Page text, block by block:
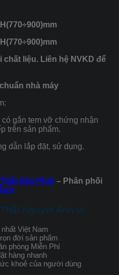
chất liệu. Liên hệ NVKD để
nhà máy
gắn tem vỡ chứng nhận
trên sản phẩm.
dẫn lắp đặt, sử dụng.
Hòa Phát – Phân phối
Nguyệt Ánh vì:
Việt Nam
đời sản phẩm
phòng Miễn Phí
hàng nhanh
khoẻ của người dùng